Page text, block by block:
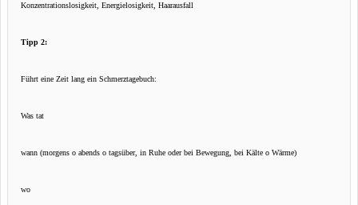
Konzentrationslosigkeit, Energielosigkeit, Haarausfall
Tipp 2:
Führt eine Zeit lang ein Schmerztagebuch:
Was tat
wann (morgens o abends o tagsüber, in Ruhe oder bei Bewegung, bei Kälte o Wärme)
wo